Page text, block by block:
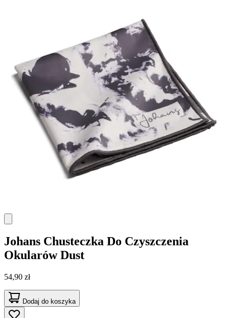
Johans Chusteczka Do Czyszczenia
Okularów Dust
54,90 zł
Dodaj do koszyka